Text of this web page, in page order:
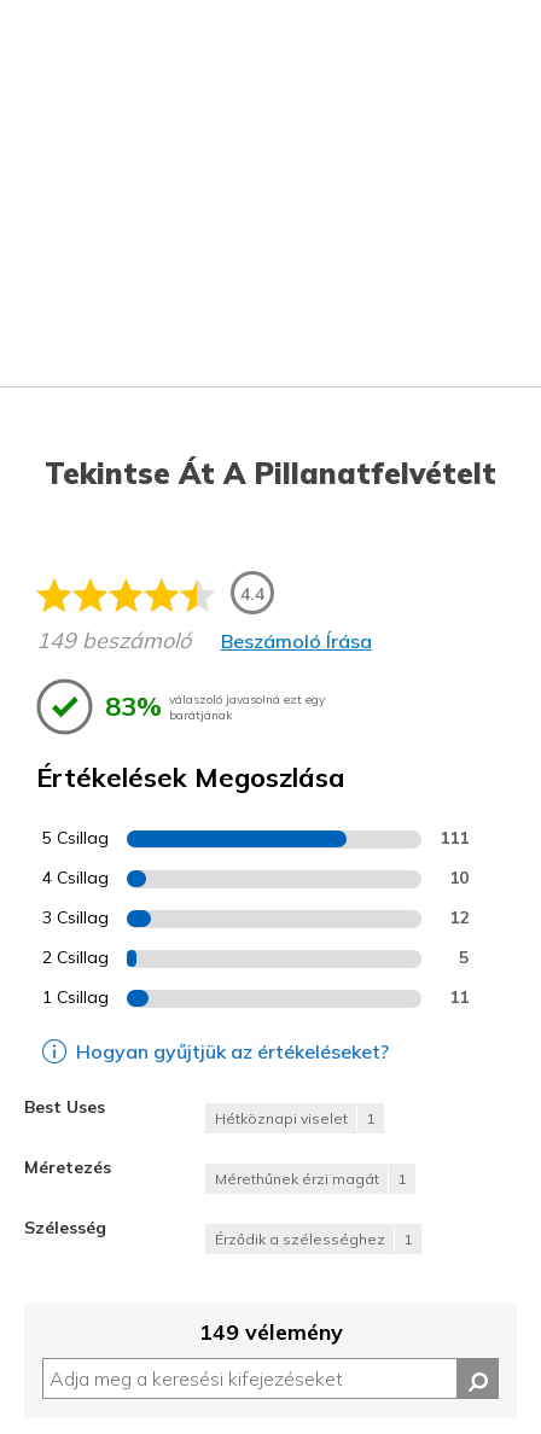
Tekintse Át A Pillanatfelvételt
4.4
149 beszámoló Beszámoló Írása
83% válaszoló javasolná ezt egy
barátjának
Értékelések Megoszlása
5 Csillag 111
4 Csillag 10
3 Csillag 12
2 Csillag 5
1 Csillag 11
Hogyan gyűjtjük az értékeléseket?
Best Uses
Hétköznapi viselet 1
Méretezés
Mérethűnek érzi magát 1
Szélesség
Érződik a szélességhez 1
149 vélemény